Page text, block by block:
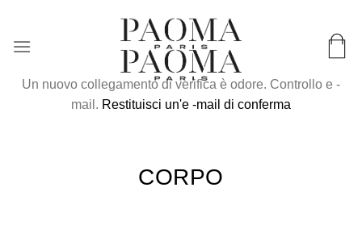
contenuto
Un nuovo collegamento di verifica è odore. Controllo e -
mail. Restituisci un'e -mail di conferma
CORPO